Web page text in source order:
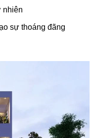
nhiên
sự thoáng đãng